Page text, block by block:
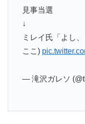
見事当選
↓
ミレイ氏「よし
ここ)
— 滝沢ガレソ